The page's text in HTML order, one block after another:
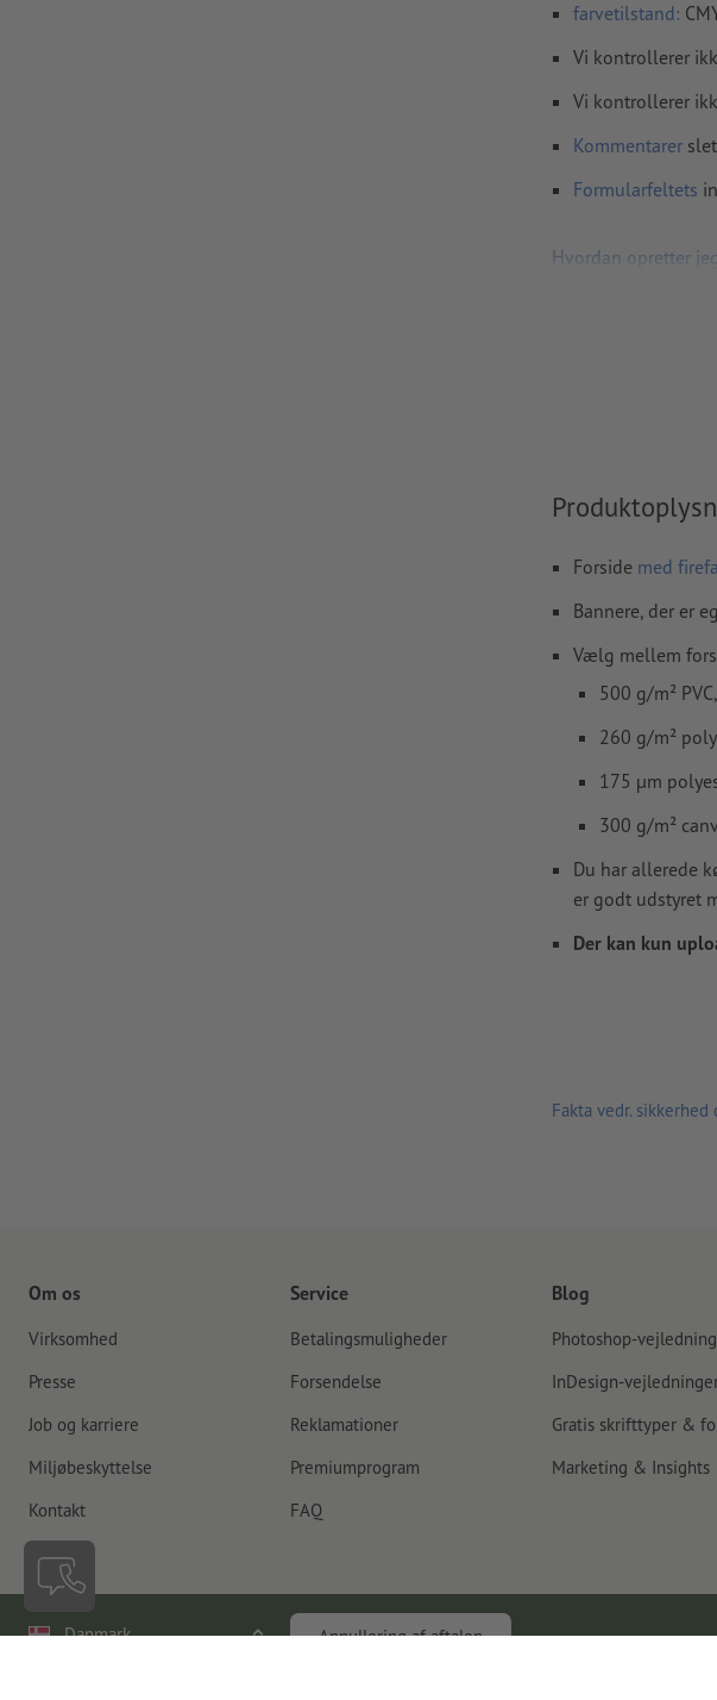
farvetilstand:
Vi kontrollerer
Vi kontrollerer
Kommentarer
Formularfeltets
Hvordan opretter
Forside med
Bannere, der er
Vælg mellem
500 g/m²
260 g/m²
175 µm
300 g/m²
Du har allerede
er godt udstyret
Der kan kun
Fakta vedr.
Om os
Virksomhed
Presse
Job og karriere
Miljøbeskyttelse
Kontakt
Service
Betalingsmuligheder
Forsendelse
Reklamationer
Premiumprogram
FAQ
Blog
Photoshop-
InDesign-
Gratis skrifttyper &
Marketing & Insights
Danmark Annullering af aftalen